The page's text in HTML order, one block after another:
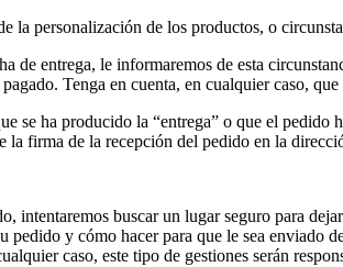
la personalización de los productos, o
de entrega, le informaremos de esta
Tenga en cuenta, en cualquier caso,
se ha producido la “entrega” o que el
la firma de la recepción del pedido en la
intentaremos buscar un lugar seguro para
pedido y cómo hacer para que le sea
caso, este tipo de gestiones serán